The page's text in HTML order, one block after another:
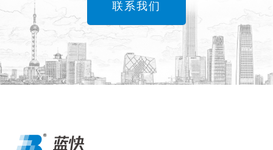
联系我们